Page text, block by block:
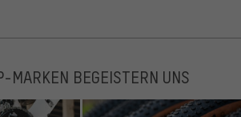
MARKEN BEGEISTERN UNS